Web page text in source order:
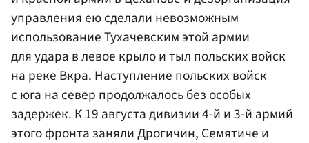
управления ею сделали невозможным
использование Тухачевским этой армии
для удара в левое крыло и тыл польских войск
на реке Вкра. Наступление польских войск
с юга на север продолжалось без особых
задержек. К 19 августа дивизии 4-й и 3-й армий
этого фронта заняли Дрогичин, Семятиче и